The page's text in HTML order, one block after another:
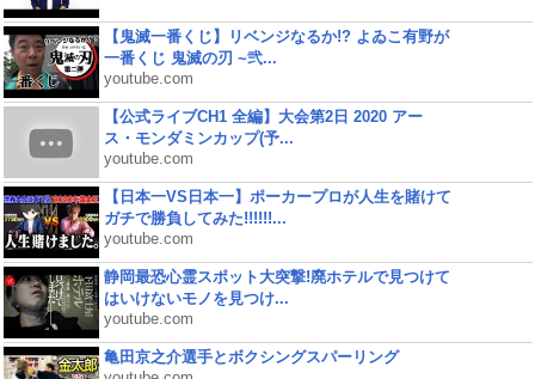
【鬼滅一番くじ】リベンジなるか!? よゐこ有野が
一番くじ 鬼滅の刃 ~弐...
youtube.com
【公式ライブCH1 全編】大会第2日 2020 アー
ス・モンダミンカップ(予...
youtube.com
【日本一VS日本一】ポーカープロが人生を賭けて
ガチで勝負してみた!!!!!!...
youtube.com
静岡最恐心霊スポット大突撃!廃ホテルで見つけて
はいけないモノを見つけ...
youtube.com
亀田京之介選手とボクシングスパーリング